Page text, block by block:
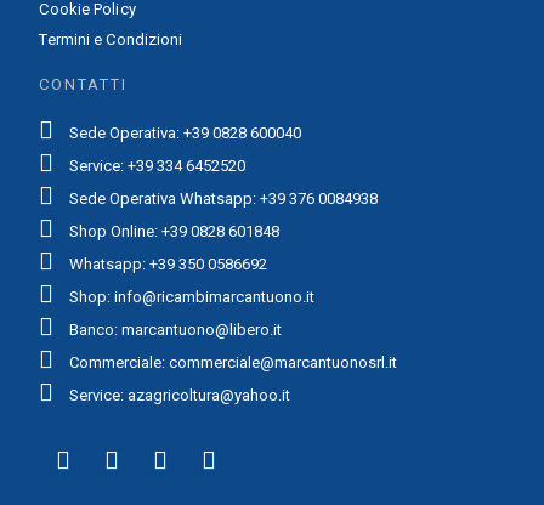
Cookie Policy
Termini e Condizioni
CONTATTI
Sede Operativa: +39 0828 600040
Service: +39 334 6452520
Sede Operativa Whatsapp: +39 376 0084938
Shop Online: +39 0828 601848
Whatsapp: +39 350 0586692
Shop: info@ricambimarcantuono.it
Banco: marcantuono@libero.it
Commerciale: commerciale@marcantuonosrl.it
Service: azagricoltura@yahoo.it